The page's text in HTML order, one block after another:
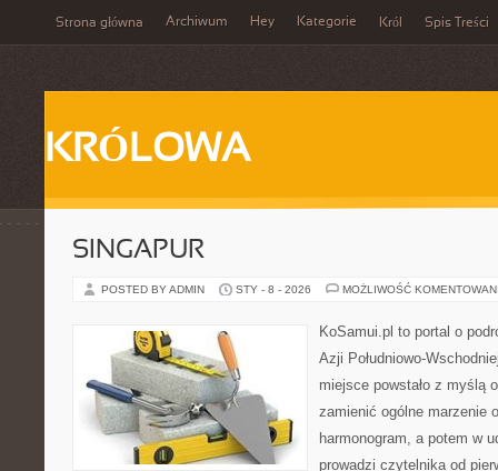
Strona główna Archiwum Hey Kategorie Król Spis Treści
KRÓLOWA
SINGAPUR
POSTED BY ADMIN STY - 8 - 2026 MOŻLIWOŚĆ
KoSamui.pl to portal o
Azji Południowo-
miejsce powstało z myślą
zamienić ogólne marzenie
harmonogram, a potem w
prowadzi czytelnika od